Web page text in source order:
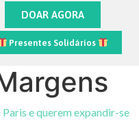
DOAR AGORA
Presentes Solidários
e querem expandir-se